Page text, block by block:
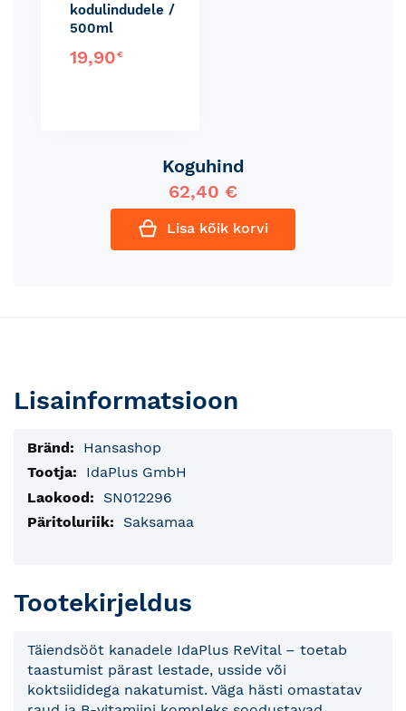
kodulindudele /
500ml
19,90€
Lisa kõik korvi
Koguhind
62,40 €
Lisainformatsioon
Lisainfo
Hansashop
IdaPlus GmbH
SN012296
Saksamaa
Tootekirjeldus
Täiendsööt kanadele IdaPlus ReVital – toetab
taastumist pärast lestade, usside või
koktsiididega nakatumist. Väga hästi omastatav